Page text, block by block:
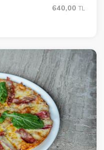
640,00 TL